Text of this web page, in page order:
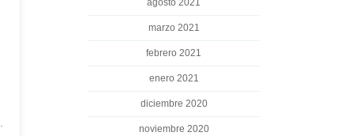
agosto 2021
marzo 2021
febrero 2021
enero 2021
diciembre 2020
noviembre 2020